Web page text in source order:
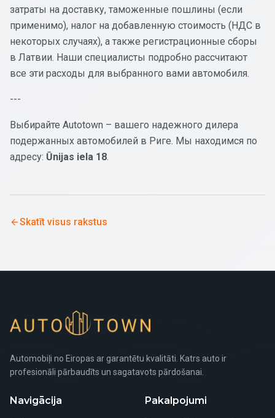
затраты на доставку, таможенные пошлины (если
применимо), налог на добавленную стоимость (НДС в
некоторых случаях), а также регистрационные сборы
в Латвии. Наши специалисты подробно рассчитают
все эти расходы для выбранного вами автомобиля.
---
Выбирайте Autotown – вашего надежного дилера
подержанных автомобилей в Риге. Мы находимся по
адресу: Ūnijas iela 18.
Skatīt visus rakstus
Automobiļi no Eiropas ar garantētu kvalitāti. Katrs auto ir
profesionāli pārbaudīts un sagatavots pārdošanai.
Navigācija Pakalpojumi